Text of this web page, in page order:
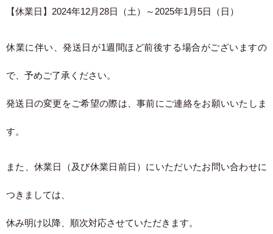
【休業日】2024年12月28日（土）～2025年1月5日（日）
休業に伴い、発送日が1週間ほど前後する場合がございますの
で、予めご了承ください。
発送日の変更をご希望の際は、事前にご連絡をお願いいたしま
す。
また、休業日（及び休業日前日）にいただいたお問い合わせに
つきましては、
休み明け以降、順次対応させていただきます。